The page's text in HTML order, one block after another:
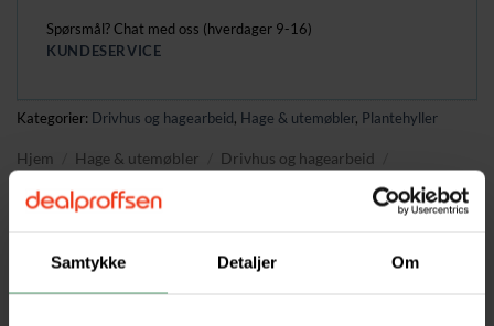
Samtykke Detaljer Om
Spørsmål? Chat med oss (hverdager 9-16)
KUNDESERVICE
Kategorier: Drivhus og hagearbeid, Hage & utemøbler, Plantehyller
Hjem Hage & utemøbler Drivhus og hagearbeid